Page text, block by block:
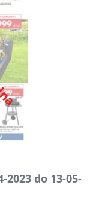
do 13-05-